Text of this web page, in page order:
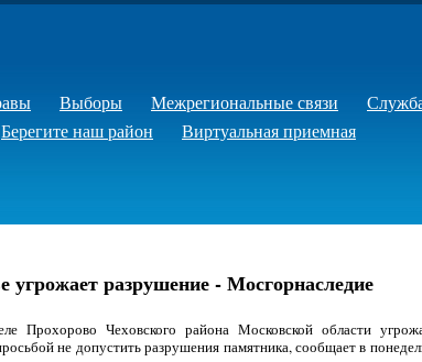
Выборы Межрегиональные связи
Берегите наш район Виртуальная приемная
угрожает разрушение - Мосгорнаследие
Прохорово Чеховского района Московской области
не допустить разрушения памятника, сообщает в